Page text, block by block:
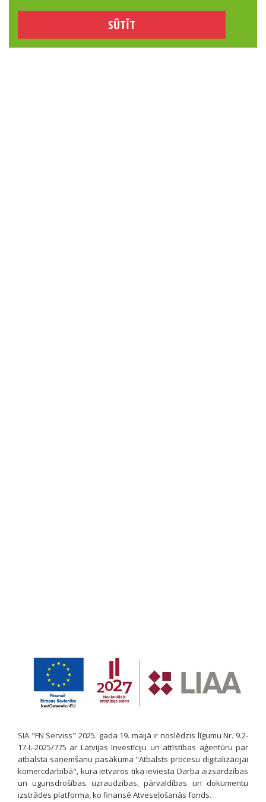
SIA "FN Serviss" 2025. gada 19. maijā ir noslēdzis līgumu Nr. 9.2-
17-L-2025/775 ar Latvijas Investīciju un attīstības aģentūru par
atbalsta saņemšanu pasākuma "Atbalsts procesu digitalizācijai
komercdarbībā", kura ietvaros tika ieviesta Darba aizsardzības
un ugunsdrošības uzraudzības, pārvaldības un dokumentu
izstrādes platforma, ko finansē Atveseļošanās fonds.